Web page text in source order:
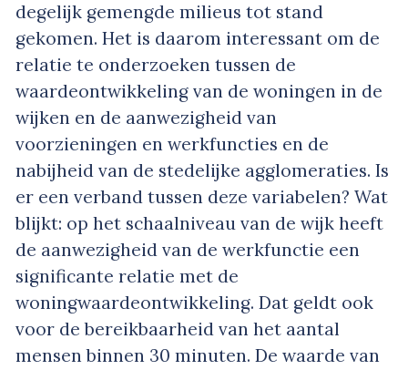
degelijk gemengde milieus tot stand
gekomen. Het is daarom interessant om de
relatie te onderzoeken tussen de
waardeontwikkeling van de woningen in de
wijken en de aanwezigheid van
voorzieningen en werkfuncties en de
nabijheid van de stedelijke agglomeraties. Is
er een verband tussen deze variabelen? Wat
blijkt: op het schaalniveau van de wijk heeft
de aanwezigheid van de werkfunctie een
significante relatie met de
woningwaardeontwikkeling. Dat geldt ook
voor de bereikbaarheid van het aantal
mensen binnen 30 minuten. De waarde van